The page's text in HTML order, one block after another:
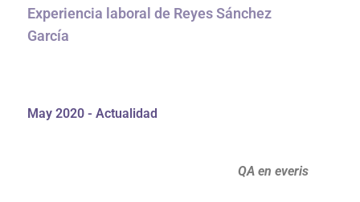
Experiencia laboral de Reyes Sánchez
García
May 2020 - Actualidad
QA en everis